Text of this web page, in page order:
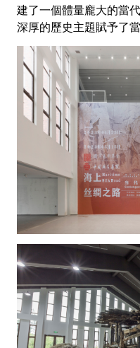
建了一個體量龐大的當
深厚的歷史主題賦予了